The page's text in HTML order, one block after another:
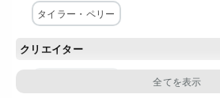
タイラー・ペリー
クリエイター